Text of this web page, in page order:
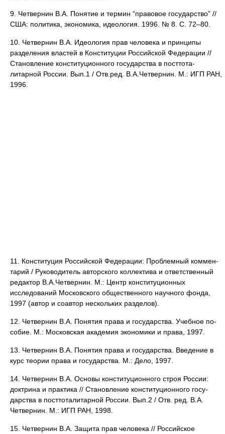
9. Четвернин В.А. Понятие и термин “правовое государство” //
США: политика, экономика, идеология. 1996. № 8. С. 72–80.
10. Четвернин В.А. Идеология прав человека и принципы
разде­ления властей в Конституции Российской Федерации //
Ста­новление конституционного государства в посттота­
литарной России. Вып.1 / Отв.ред. В.А.Четвернин. М.: ИГП РАН,
1996.
11. Конституция Российской Федерации: Проблемный коммен­
тарий / Руководитель авторского коллектива и ответствен­ный
редактор В.А.Четвернин. М.: Центр конституционных
исследований Московского общественного научного фонда,
1997 (автор и соавтор нескольких разделов).
12. Четвернин В.А. Понятия права и государства. Учебное по­
со­бие. М.: Московская академия экономики и права, 1997.
13. Четвернин В.А. Понятия права и государства. Введение в
курс теории права и государства. М.: Дело, 1997.
14. Четвернин В.А. Основы конституционного строя России:
доктрина и практика // Становление конституционного госу­
дарства в посттоталитарной России. Вып.2 / Отв. ред. В.А.
Четвер­нин. М.: ИГП РАН, 1998.
15. Четвернин В.А. Защита прав человека // Российское